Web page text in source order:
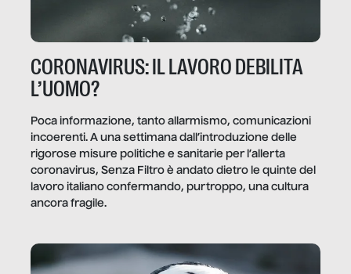
CORONAVIRUS: IL LAVORO DEBILITA
L’UOMO?
Poca informazione, tanto allarmismo, comunicazioni
incoerenti. A una settimana dall’introduzione delle
rigorose misure politiche e sanitarie per l’allerta
coronavirus, Senza Filtro è andato dietro le quinte del
lavoro italiano confermando, purtroppo, una cultura
ancora fragile.